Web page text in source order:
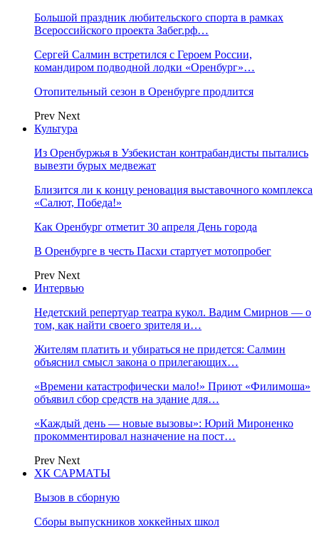
Большой праздник любительского спорта в рамках
Всероссийского проекта Забег.рф…
Сергей Салмин встретился с Героем России,
командиром подводной лодки «Оренбург»…
Отопительный сезон в Оренбурге продлится
Prev Next
Культура
Из Оренбуржья в Узбекистан контрабандисты пытались
вывезти бурых медвежат
Близится ли к концу реновация выставочного комплекса
«Салют, Победа!»
Как Оренбург отметит 30 апреля День города
В Оренбурге в честь Пасхи стартует мотопробег
Prev Next
Интервью
Недетский репертуар театра кукол. Вадим Смирнов — о
том, как найти своего зрителя и…
Жителям платить и убираться не придется: Салмин
объяснил смысл закона о прилегающих…
«Времени катастрофически мало!» Приют «Филимоша»
объявил сбор средств на здание для…
«Каждый день — новые вызовы»: Юрий Мироненко
прокомментировал назначение на пост…
Prev Next
ХК САРМАТЫ
Вызов в сборную
Сборы выпускников хоккейных школ